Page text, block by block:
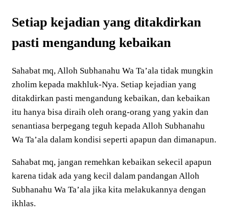
Setiap kejadian yang ditakdirkan
pasti mengandung kebaikan
Sahabat mq, Alloh Subhanahu Wa Ta’ala tidak mungkin
zholim kepada makhluk-Nya. Setiap kejadian yang
ditakdirkan pasti mengandung kebaikan, dan kebaikan
itu hanya bisa diraih oleh orang-orang yang yakin dan
senantiasa berpegang teguh kepada Alloh Subhanahu
Wa Ta’ala dalam kondisi seperti apapun dan dimanapun.
Sahabat mq, jangan remehkan kebaikan sekecil apapun
karena tidak ada yang kecil dalam pandangan Alloh
Subhanahu Wa Ta’ala jika kita melakukannya dengan
ikhlas.